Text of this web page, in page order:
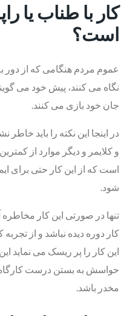
کار با طناب یا
است؟
عموم مردم هنگامی که از دور
نگاه می کنند، پیش خود می
جان خود بازی می کنند.
در اینجا این نکته را باید
و کلایمر و دیگر موارد از
است که از این کار حتی برای
شود.
تنها در صورتی این کار
کار دوره دیده نباشد و از
این کار را پر ریسک می نماید
حواسش به بستن درست کارگاه و
مخدر باشد.